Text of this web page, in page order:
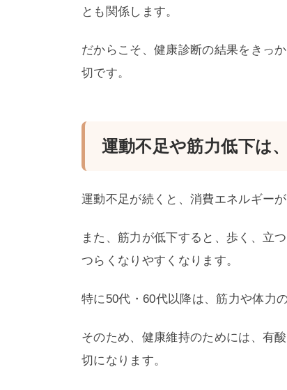
とも関係します。
だからこそ、健康診断の結果をきっ
切です。
運動不足や筋力低下は
運動不足が続くと、消費エネルギー
また、筋力が低下すると、歩く、立
つらくなりやすくなります。
特に50代・60代以降は、筋力や体力
そのため、健康維持のためには、有
切になります。